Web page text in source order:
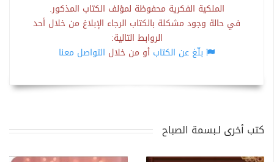
الملكية الفكرية محفوظة لمؤلف الكتاب المذكور.
في حالة وجود مشكلة بالكتاب الرجاء الإبلاغ من خلال أحد
الروابط التالية:
بلّغ عن الكتاب أو من خلال التواصل معنا
كتب أخرى لـبسمة الصباح